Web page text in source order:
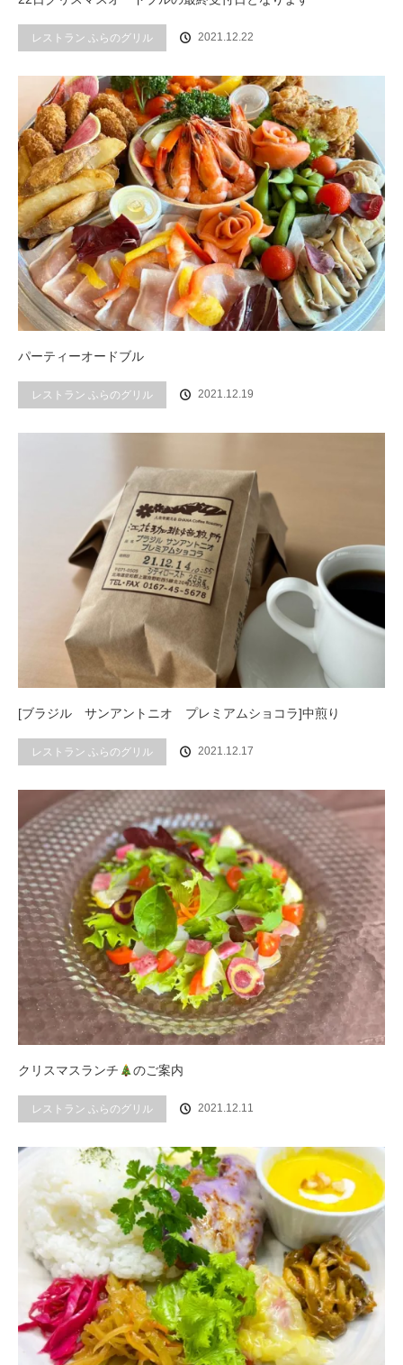
レストラン ふらのグリル 2021.12.22
パーティーオードブル
レストラン ふらのグリル 2021.12.19
[ブラジル サンアントニオ プレミアムショコラ]中煎り
レストラン ふらのグリル 2021.12.17
クリスマスランチ のご案内
レストラン ふらのグリル 2021.12.11